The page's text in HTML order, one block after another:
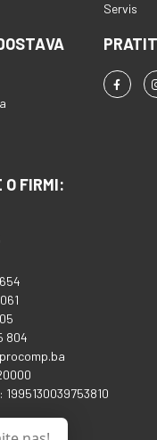
Servis
O FIRMI:
804